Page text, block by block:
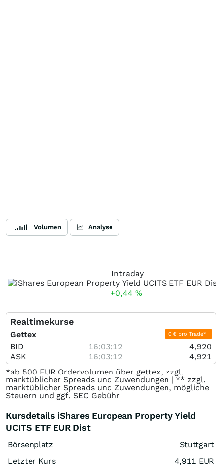
Volumen Analyse
Intraday
+0,44 %
Realtimekurse
Gettex 0 € pro Trade*
BID 16:03:12
4,920
ASK
16:03:12
4,921
*ab 500 EUR Ordervolumen über gettex, zzgl.
marktüblicher Spreads und Zuwendungen | ** zzgl.
marktüblicher Spreads und Zuwendungen, mögliche
Steuern und ggf. SEC Gebühr
Kursdetails iShares European Property Yield
UCITS ETF EUR Dist
Börsenplatz
Stuttgart
Letzter Kurs
4,911 EUR